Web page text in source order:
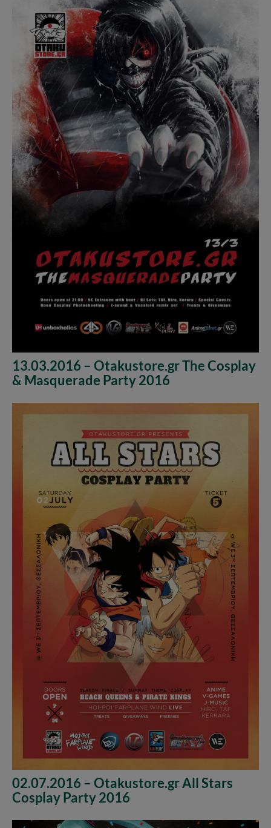
13.03.2016 – Otakustore.gr The Cosplay
& Masquerade Party 2016
02.07.2016 – Otakustore.gr All Stars
Cosplay Party 2016